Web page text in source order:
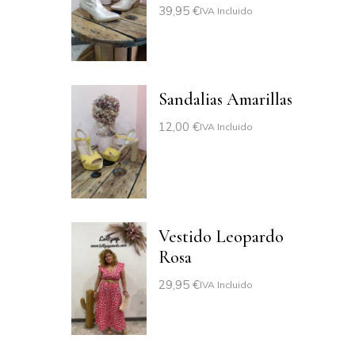
39,95 €IVA Incluido
Sandalias Amarillas
12,00 €IVA Incluido
Vestido Leopardo
Rosa
29,95 €IVA Incluido